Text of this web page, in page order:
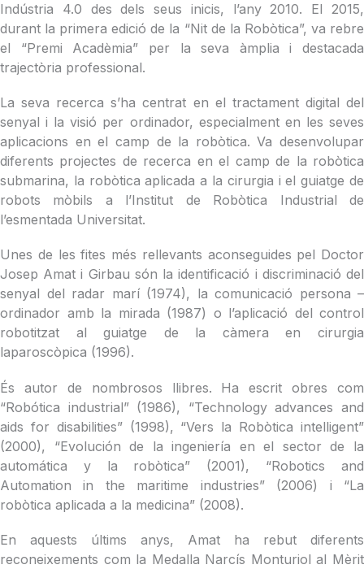
Indústria 4.0 des dels seus inicis, l’any 2010. El 2015,
durant la primera edició de la “Nit de la Robòtica”, va rebre
el “Premi Acadèmia” per la seva àmplia i destacada
trajectòria professional.
La seva recerca s’ha centrat en el tractament digital del
senyal i la visió per ordinador, especialment en les seves
aplicacions en el camp de la robòtica. Va desenvolupar
diferents projectes de recerca en el camp de la robòtica
submarina, la robòtica aplicada a la cirurgia i el guiatge de
robots mòbils a l’Institut de Robòtica Industrial de
l’esmentada Universitat.
Unes de les fites més rellevants aconseguides pel Doctor
Josep Amat i Girbau són la identificació i discriminació del
senyal del radar marí (1974), la comunicació persona –
ordinador amb la mirada (1987) o l’aplicació del control
robotitzat al guiatge de la càmera en cirurgia
laparoscòpica (1996).
És autor de nombrosos llibres. Ha escrit obres com
“Robótica industrial” (1986), “Technology advances and
aids for disabilities” (1998), “Vers la Robòtica intelligent”
(2000), “Evolución de la ingeniería en el sector de la
automática y la robòtica” (2001), “Robotics and
Automation in the maritime industries” (2006) i “La
robòtica aplicada a la medicina” (2008).
En aquests últims anys, Amat ha rebut diferents
reconeixements com la Medalla Narcís Monturiol al Mèrit